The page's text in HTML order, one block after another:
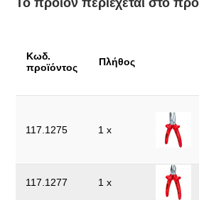
Υλικό1: Ειδικός
Χειρολαβή: Λαβή με
Το προϊόν περιέχεται στο
Κωδ.
προϊόντος
Πλήθος
117.1275 1 x
117.1277 1 x